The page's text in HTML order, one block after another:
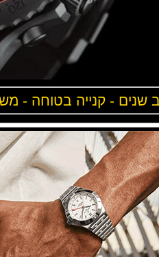
- קנייה בטוחה -